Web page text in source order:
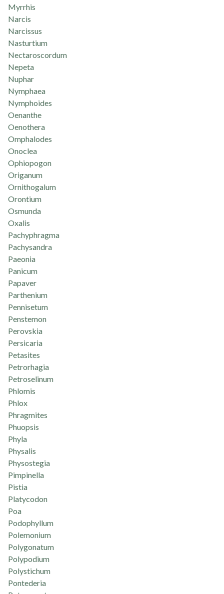
Myrrhis
Narcis
Narcissus
Nasturtium
Nectaroscordum
Nepeta
Nuphar
Nymphaea
Nymphoides
Oenanthe
Oenothera
Omphalodes
Onoclea
Ophiopogon
Origanum
Ornithogalum
Orontium
Osmunda
Oxalis
Pachyphragma
Pachysandra
Paeonia
Panicum
Papaver
Parthenium
Pennisetum
Penstemon
Perovskia
Persicaria
Petasites
Petrorhagia
Petroselinum
Phlomis
Phlox
Phragmites
Phuopsis
Phyla
Physalis
Physostegia
Pimpinella
Pistia
Platycodon
Poa
Podophyllum
Polemonium
Polygonatum
Polypodium
Polystichum
Pontederia